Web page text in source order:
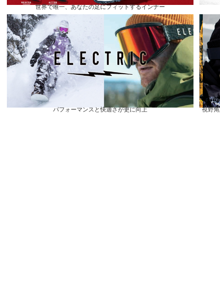
世界で唯一、あなたの足にフィットするインナー
パフォーマンスと快適さが更に向上 視野